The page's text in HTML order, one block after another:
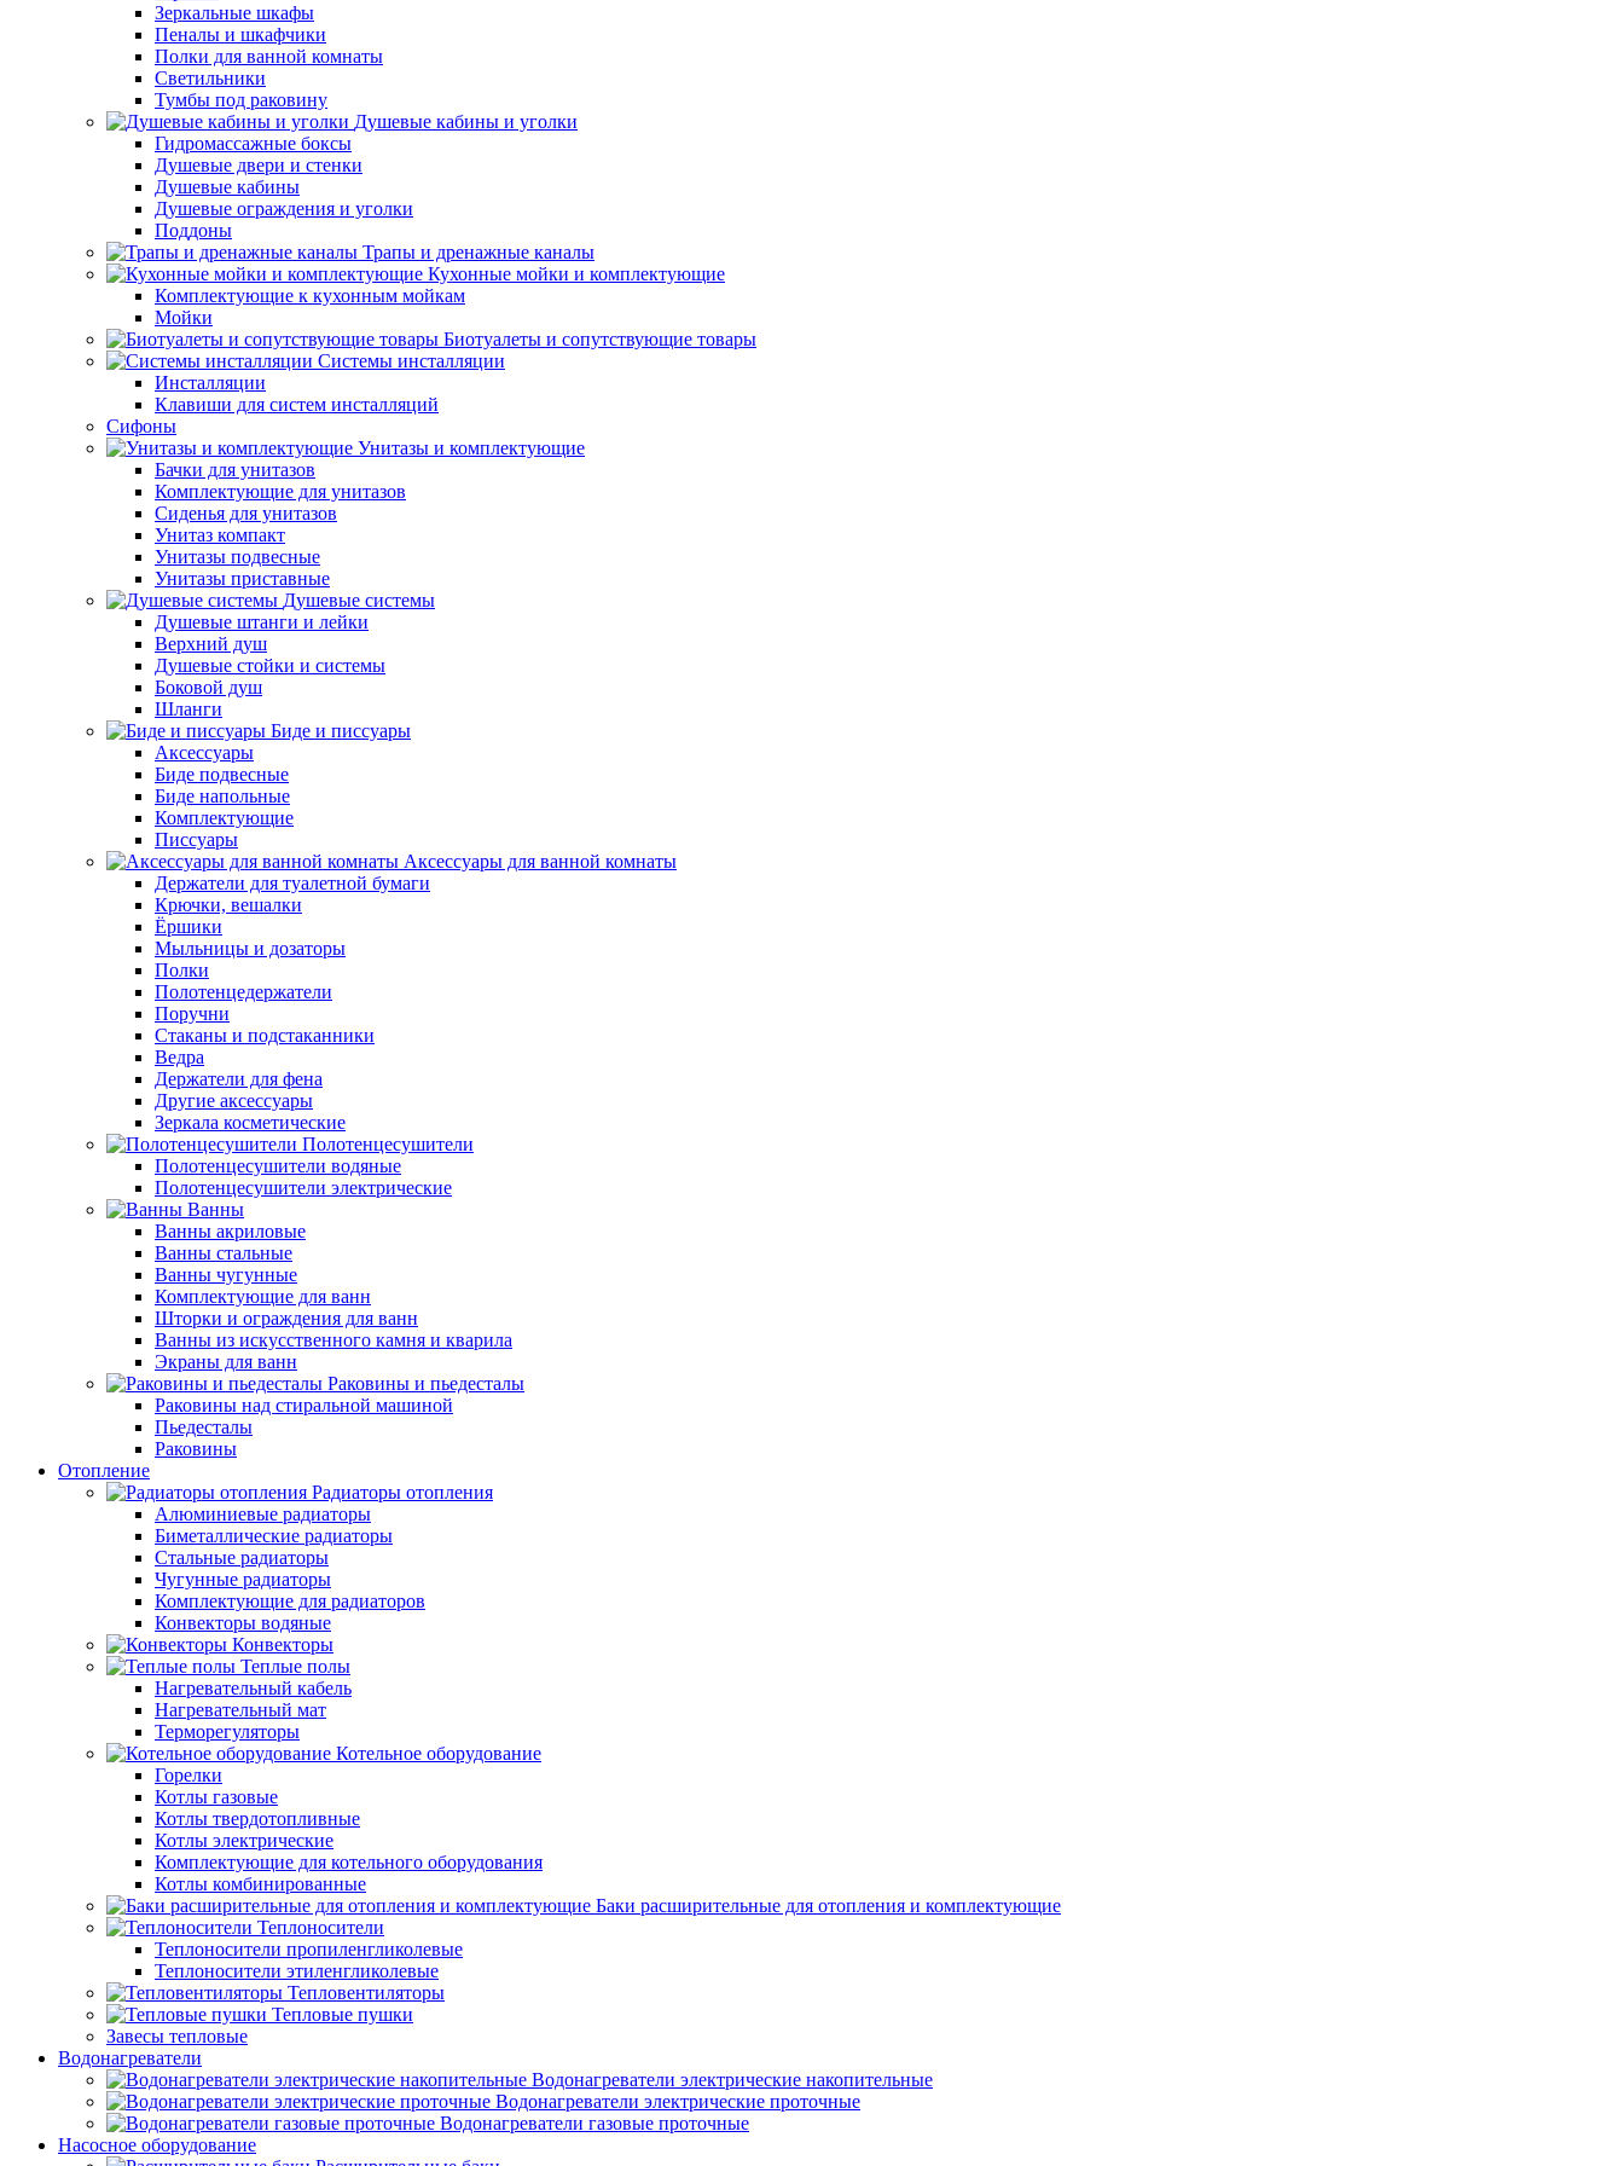
Зеркальные шкафы
Пеналы и шкафчики
Полки для ванной комнаты
Светильники
Тумбы под раковину
Душевые кабины и уголки
Гидромассажные боксы
Душевые двери и стенки
Душевые кабины
Душевые ограждения и уголки
Поддоны
Трапы и дренажные каналы
Кухонные мойки и комплектующие
Комплектующие к кухонным мойкам
Мойки
Биотуалеты и сопутствующие товары
Системы инсталляции
Инсталляции
Клавиши для систем инсталляций
Сифоны
Унитазы и комплектующие
Бачки для унитазов
Комплектующие для унитазов
Сиденья для унитазов
Унитаз компакт
Унитазы подвесные
Унитазы приставные
Душевые системы
Душевые штанги и лейки
Верхний душ
Душевые стойки и системы
Боковой душ
Шланги
Биде и писсуары
Аксессуары
Биде подвесные
Биде напольные
Комплектующие
Писсуары
Аксессуары для ванной комнаты
Держатели для туалетной бумаги
Крючки, вешалки
Ёршики
Мыльницы и дозаторы
Полки
Полотенцедержатели
Поручни
Стаканы и подстаканники
Ведра
Держатели для фена
Другие аксессуары
Зеркала косметические
Полотенцесушители
Полотенцесушители водяные
Полотенцесушители электрические
Ванны
Ванны акриловые
Ванны стальные
Ванны чугунные
Комплектующие для ванн
Шторки и ограждения для ванн
Ванны из искусственного камня и кварила
Экраны для ванн
Раковины и пьедесталы
Раковины над стиральной машиной
Пьедесталы
Раковины
Отопление
Радиаторы отопления
Алюминиевые радиаторы
Биметаллические радиаторы
Стальные радиаторы
Чугунные радиаторы
Комплектующие для радиаторов
Конвекторы водяные
Конвекторы
Теплые полы
Нагревательный кабель
Нагревательный мат
Терморегуляторы
Котельное оборудование
Горелки
Котлы газовые
Котлы твердотопливные
Котлы электрические
Комплектующие для котельного оборудования
Котлы комбинированные
Баки расширительные для отопления и комплектующие
Теплоносители
Теплоносители пропиленгликолевые
Теплоносители этиленгликолевые
Тепловентиляторы
Тепловые пушки
Завесы тепловые
Водонагреватели
Водонагреватели электрические накопительные
Водонагреватели электрические проточные
Водонагреватели газовые проточные
Насосное оборудование